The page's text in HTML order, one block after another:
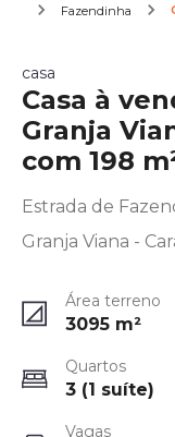
Fazendinha
casa
Casa à
Granja
com 198
Estrada de
Granja Viana -
Área terreno
3095 m²
Quartos
3 (1 suíte)
Vagas